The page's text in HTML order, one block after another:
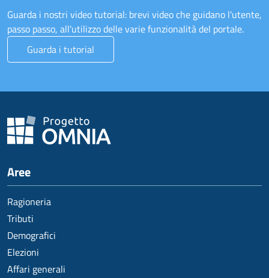
Guarda i nostri video tutorial: brevi video che guidano l'utente,
passo passo, all'utilizzo delle varie funzionalità del portale.
Guarda i tutorial
Aree
Ragioneria
Tributi
Demografici
Elezioni
Affari generali